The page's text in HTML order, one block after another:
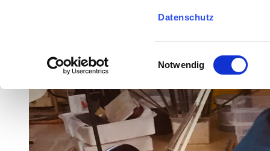
Datenschutz
i
w
l
Notwendig